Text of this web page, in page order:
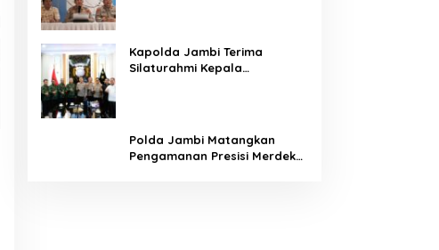
Kapolda Jambi Terima
Silaturahmi Kepala
Polda Jambi Matangkan
Pengamanan Presisi Merdeka